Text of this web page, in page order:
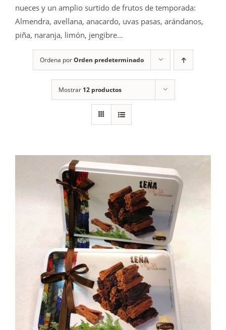
nueces y un amplio surtido de frutos de temporada:
Almendra, avellana, anacardo, uvas pasas, arándanos,
piña, naranja, limón, jengibre…
Ordena porOrden predeterminado
Mostrar 12 productos